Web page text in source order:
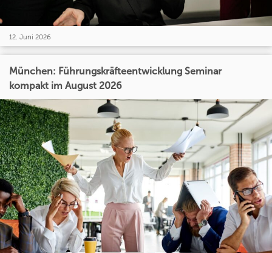
12. Juni 2026
München: Führungskräfteentwicklung Seminar
kompakt im August 2026